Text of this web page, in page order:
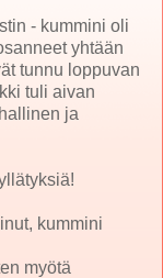
- kummini oli
yhtään
tunnu loppuvan
tuli aivan
ja
kummini
myötä